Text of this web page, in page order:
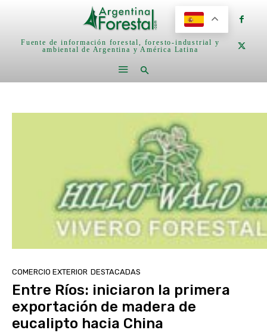
Fuente de información forestal, foresto-industrial y
ambiental de Argentina y América Latina
COMERCIO EXTERIOR DESTACADAS
Entre Ríos: iniciaron la primera
exportación de madera de
eucalipto hacia China